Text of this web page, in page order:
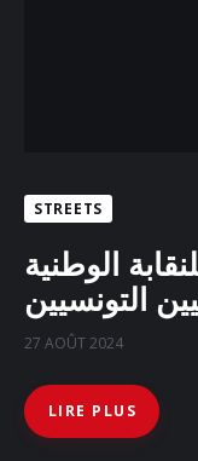
STREETS
الوطنية
التونسيين
27 AOÛT 2024
LIRE PLUS